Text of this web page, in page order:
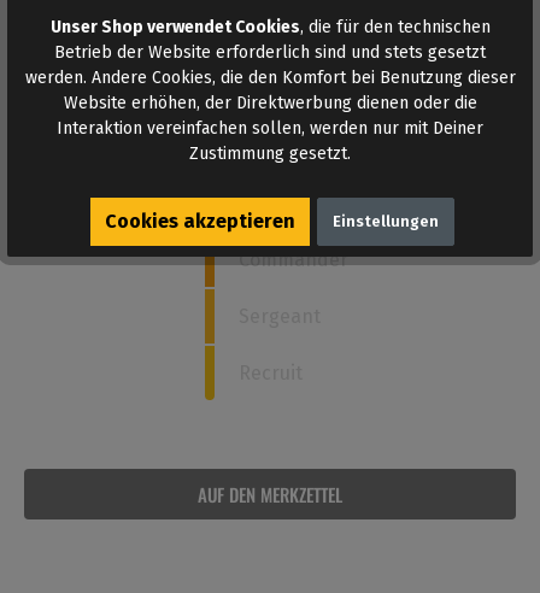
Wie stark ist dieses Poppers?
5 Admiral
Captain
Commander
AUF DEN MERKZETTEL
Unser Shop verwendet Cookies, die für den technischen
Betrieb der Website erforderlich sind und stets gesetzt
werden. Andere Cookies, die den Komfort bei Benutzung dieser
Website erhöhen, der Direktwerbung dienen oder die
Interaktion vereinfachen sollen, werden nur mit Deiner
Zustimmung gesetzt.
Cookies akzeptieren Einstellungen